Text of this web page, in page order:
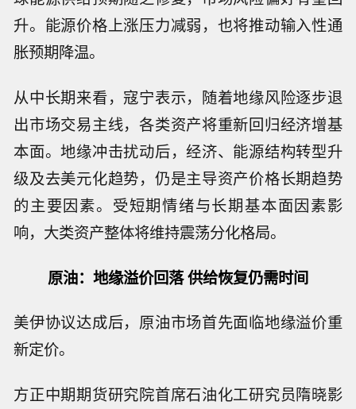
升。能源价格上涨压力减弱，也将推动输入性通
胀预期降温。
从中长期来看，寇宁表示，随着地缘风险逐步退
出市场交易主线，各类资产将重新回归经济增基
本面。地缘冲击扰动后，经济、能源结构转型升
级及去美元化趋势，仍是主导资产价格长期趋势
的主要因素。受短期情绪与长期基本面因素影
响，大类资产整体将维持震荡分化格局。
原油：地缘溢价回落 供给恢复仍需时间
美伊协议达成后，原油市场首先面临地缘溢价重
新定价。
方正中期期货研究院首席石油化工研究员隋晓影